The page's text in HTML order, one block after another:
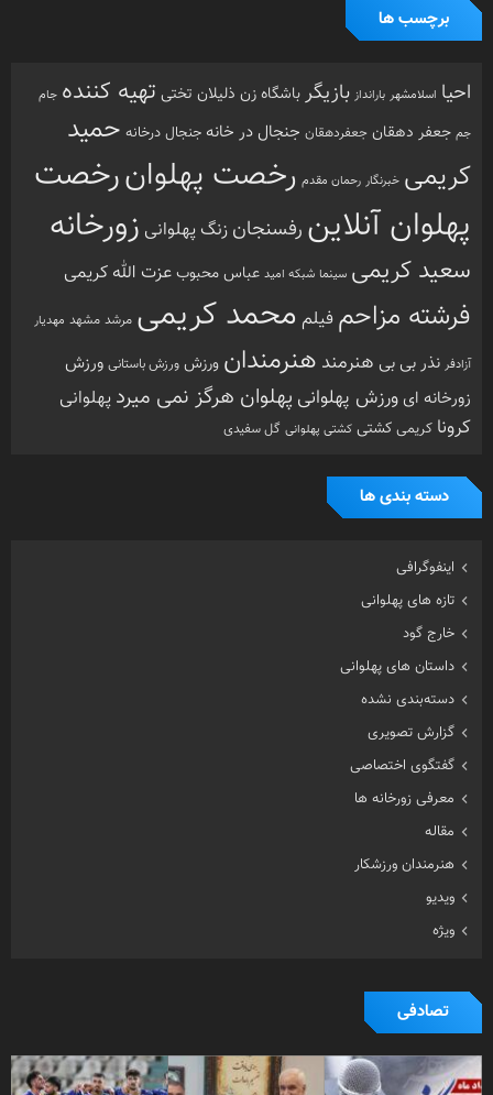
برچسب ها
احیا اسلامشهر بارانداز بازیگرباشگاه زن ذلیلان تختی تهیه کننده جام
جم جعفر دهقان جعفردهقان جنجال در خانه جنجال درخانه حمید
کریمی خبرنگار رحمان مقدم رخصت پهلوانرخصت
پهلوان آنلاین رفسنجان زنگ پهلوانی زورخانه
سعید کریمی سینما شبکه امید عباس محبوبعزت الله کریمی
فرشته مزاحمفیلم محمد کریمی مرشد مشهد مهدیار
آزادفر نذر بی بی هنرمند هنرمندان ورزش ورزش باستانی ورزش
زورخانه ای ورزش پهلوانی پهلوان هرگز نمی میرد پهلوانی
کرونا کریمی کشتی کشتی پهلوانی گل سفیدی
دسته بندی ها
اینفوگرافی
تازه های پهلوانی
خارج گود
داستان های پهلوانی
دسته‌بندی نشده
گزارش تصویری
گفتگوی اختصاصی
معرفی زورخانه ها
مقاله
هنرمندان ورزشکار
ویدیو
ویژه
تصادفی